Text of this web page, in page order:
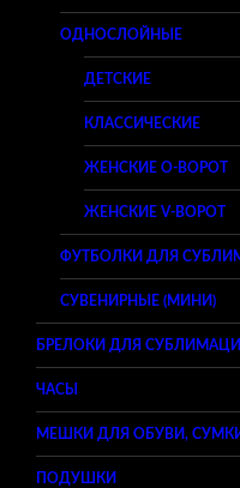
ОДНОСЛОЙНЫЕ
ДЕТСКИЕ
КЛАССИЧЕСКИЕ
ЖЕНСКИЕ O-ВОРОТ
ЖЕНСКИЕ V-ВОРОТ
ФУТБОЛКИ ДЛЯ
СУВЕНИРНЫЕ (МИНИ)
БРЕЛОКИ ДЛЯ
ЧАСЫ
МЕШКИ ДЛЯ ОБУВИ,
ПОДУШКИ